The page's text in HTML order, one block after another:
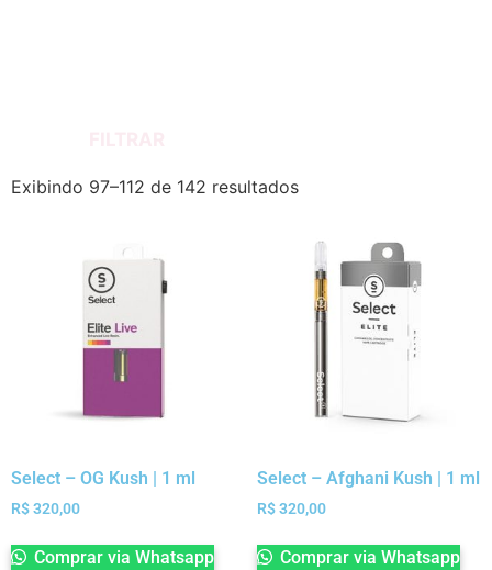
Exibindo 97–112 de 142 resultados
Select – OG Kush | 1 ml
R$320,00
Comprar via Whatsapp
Select – Afghani Kush | 1 ml
R$320,00
Comprar via Whatsapp